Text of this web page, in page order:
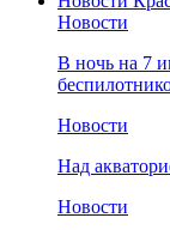
Новости
В ночь на 7
Новости
Над
Новости